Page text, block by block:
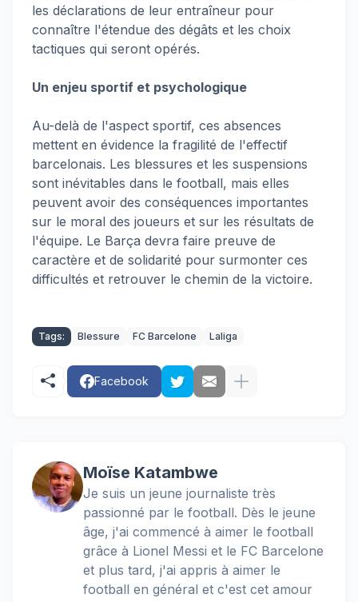
les déclarations de leur entraîneur pour
connaître l'étendue des dégâts et les choix
tactiques qui seront opérés.
Un enjeu sportif et psychologique
Au-delà de l'aspect sportif, ces absences
mettent en évidence la fragilité de l'effectif
barcelonais. Les blessures et les suspensions
sont inévitables dans le football, mais elles
peuvent avoir des conséquences importantes
sur le moral des joueurs et sur les résultats de
l'équipe. Le Barça devra faire preuve de
caractère et de solidarité pour surmonter ces
difficultés et retrouver le chemin de la victoire.
Tags: Blessure FC Barcelone Laliga
Facebook
Moïse Katambwe
Je suis un jeune journaliste très
passionné par le football. Dès le jeune
âge, j'ai commencé à aimer le football
grâce à Lionel Messi et le FC Barcelone
et plus tard, j'ai appris à aimer le
football en général et c'est cet amour